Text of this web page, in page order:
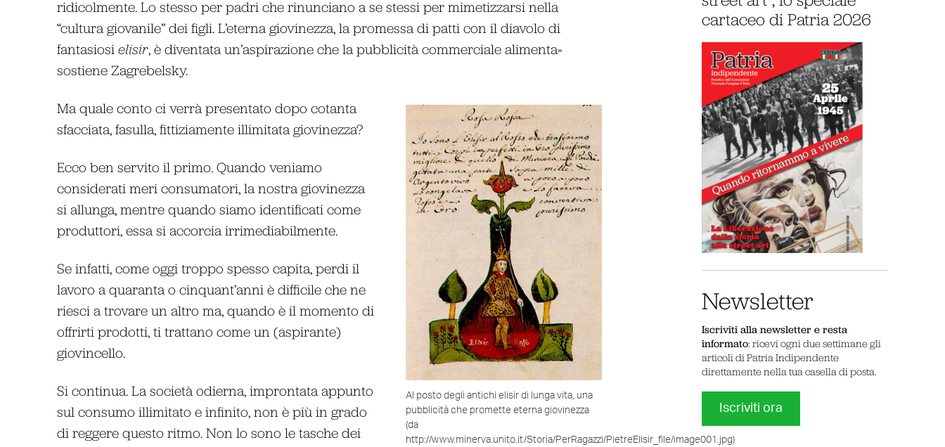
ridicolmente. Lo stesso per padri che rinunciano a se stessi per mimetizzarsi nella
“cultura giovanile” dei figli. L’eterna giovinezza, la promessa di patti con il diavolo di
fantasiosi elisir, è diventata un’aspirazione che la pubblicità commerciale alimenta»
sostiene Zagrebelsky.
Al posto degli antichi elisir di lunga vita, una
pubblicità che promette eterna giovinezza
(da
http://www.minerva.unito.it/Storia/PerRagazzi/PietreElisir_file/image001.jpg)
Ma quale conto ci verrà presentato dopo cotanta
sfacciata, fasulla, fittiziamente illimitata giovinezza?
Ecco ben servito il primo. Quando veniamo
considerati meri consumatori, la nostra giovinezza
si allunga, mentre quando siamo identificati come
produttori, essa si accorcia irrimediabilmente.
Se infatti, come oggi troppo spesso capita, perdi il
lavoro a quaranta o cinquant’anni è difficile che ne
riesci a trovare un altro ma, quando è il momento di
offrirti prodotti, ti trattano come un (aspirante)
giovincello.
Si continua. La società odierna, improntata appunto
sul consumo illimitato e infinito, non è più in grado
di reggere questo ritmo. Non lo sono le tasche dei
cartaceo di Patria 2026
Newsletter
Iscriviti alla newsletter e resta
informato: ricevi ogni due settimane gli
articoli di Patria Indipendente
direttamente nella tua casella di posta.
Iscriviti ora